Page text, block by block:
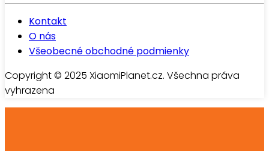
Kontakt
O nás
Všeobecné obchodné podmienky
Copyright © 2025 XiaomiPlanet.cz. Všechna práva
vyhrazena